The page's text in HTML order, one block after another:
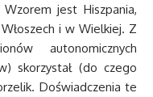
jest Hiszpania,
i w Wielkiej. Z
autonomicznych
skorzystał (do czego
Doświadczenia te